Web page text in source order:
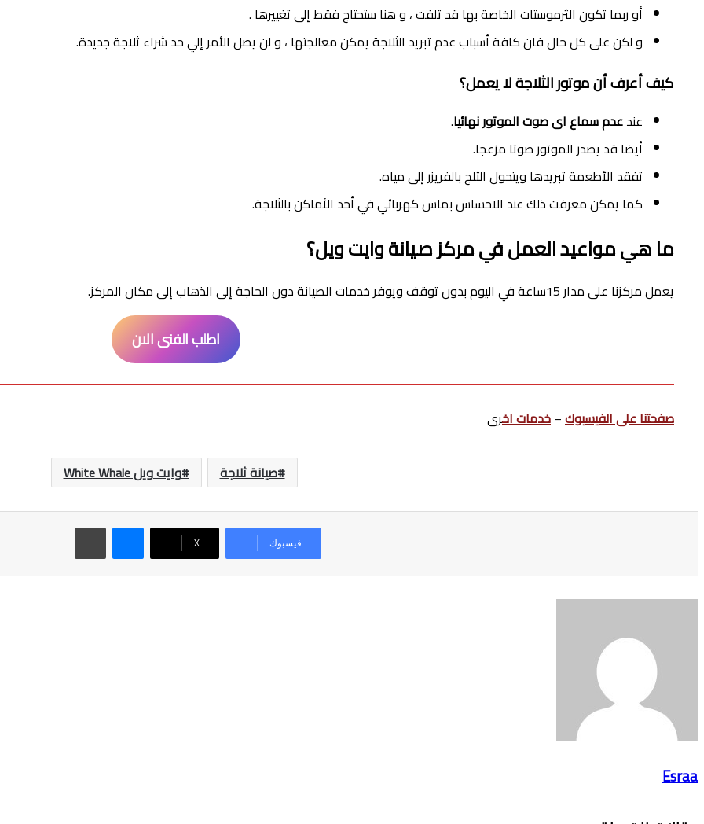
أو ربما تكون الثرموستات الخاصة بها قد تلفت ، و هنا ستحتاج فقط إلى تغييرها .
و لكن على كل حال فان كافة أسباب عدم تبريد الثلاجة يمكن معالجتها ، و لن يصل الأمر إلي حد شراء ثلاجة جديدة.
كيف أعرف أن موتور الثلاجة لا يعمل؟
عندعدم سماع اى صوت الموتور نهائيا.
أيضا قد يصدر الموتور صوتا مزعجا.
تفقد الأطعمة تبريدها ويتحول الثلج بالفريزر إلى مياه.
كما يمكن معرفت ذلك عند الاحساس بماس كهربائي في أحد الأماكن بالثلاجة.
ما هي مواعيد العمل في مركز صيانة وايت ويل؟
يعمل مركزنا على مدار 15ساعة في اليوم بدون توقف ويوفر خدمات الصيانة دون الحاجة إلى الذهاب إلى مكان المركز.
اطلب الفنى الان
صفحتنا على الفيسبوك–خدمات اخرى
صيانة ثلاجة وايت ويل White Whale
فيسبوك ‫X
ماسنجر طباعة
Esraa